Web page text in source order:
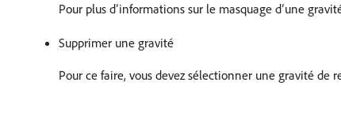
Pour plus d’informations sur le masquage d’une
Supprimer une gravité
Pour ce faire, vous devez sélectionner une gravité de